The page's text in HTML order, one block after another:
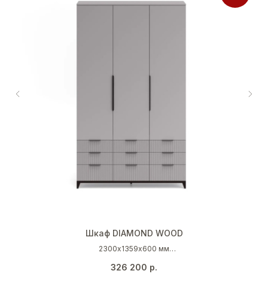
Шкаф DIAMOND WOOD
2300х1359х600 мм
Венге
326 200 р.